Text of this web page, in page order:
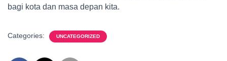
bagi kota dan masa depan kita.
Categories: UNCATEGORIZED